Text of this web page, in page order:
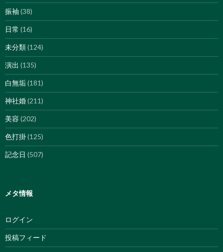
振袖 (38)
日常 (16)
未分類(124)
演出 (135)
白無垢(181)
神社婚(211)
美容 (202)
色打掛(125)
記念日 (507)
メタ情報
ログイン
投稿フィード